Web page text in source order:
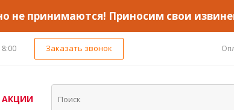
не принимаются! Приносим свои
Заказать звонок
АКЦИИ